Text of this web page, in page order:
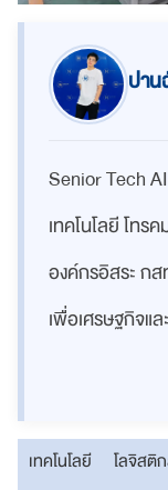
ปา
Senior Tech
เทคโนโลยี โทร
องค์กรอิสระ ก
เพื่อเศรษฐกิจแ
เทคโนโลยี โลจิสติ